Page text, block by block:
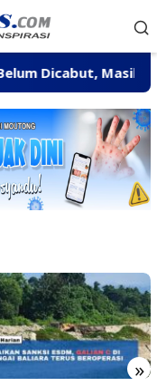
Dicabut, Masih
»